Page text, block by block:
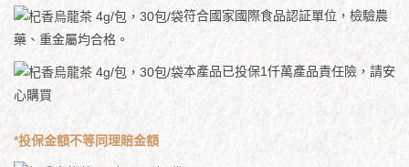
符合國家國際食品認証單位，檢驗農
藥、重金屬均合格。
本產品已投保1仟萬產品責任險，請安
心購買
*投保金額不等同理賠金額